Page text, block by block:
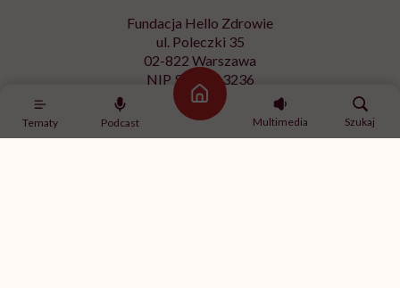
Tematy Podcast
Strona główna
Multimedia
Szukaj
Fundacja Hello Zdrowie
ul. Poleczki 35
02-822 Warszawa
NIP 9512613236
Kontakt z redakcją
redakcja@hellozdrowie.pl